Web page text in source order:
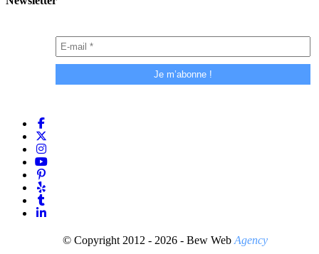
© Copyright 2012 - 2026 - Bew Web Agency